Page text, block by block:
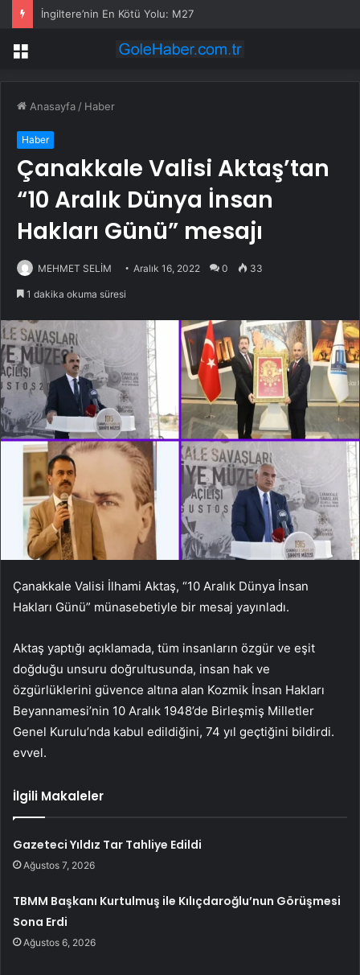
İngiltere’nin En Kötü Yolu: M27
Menü
Anasayfa / Haber
Haber
Çanakkale Valisi Aktaş’tan
“10 Aralık Dünya İnsan
Hakları Günü” mesajı
MEHMET SELİM Aralık 16, 2022 0 33
1 dakika okuma süresi
Çanakkale Valisi İlhami Aktaş, “10 Aralık Dünya İnsan
Hakları Günü” münasebetiyle bir mesaj yayınladı.
Aktaş yaptığı açıklamada, tüm insanların özgür ve eşit
doğduğu unsuru doğrultusunda, insan hak ve
özgürlüklerini güvence altına alan Kozmik İnsan Hakları
Beyannamesi’nin 10 Aralık 1948’de Birleşmiş Milletler
Genel Kurulu’nda kabul edildiğini, 74 yıl geçtiğini bildirdi.
evvel.
İlgili Makaleler
Gazeteci Yıldız Tar Tahliye Edildi
Ağustos 7, 2026
TBMM Başkanı Kurtulmuş ile Kılıçdaroğlu’nun Görüşmesi
Sona Erdi
Ağustos 6, 2026